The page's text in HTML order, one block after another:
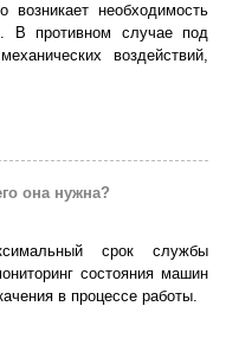
возникает необходимость
В противном случае под
воздействий,
она нужна?
срок службы
состояния машин
в процессе работы.